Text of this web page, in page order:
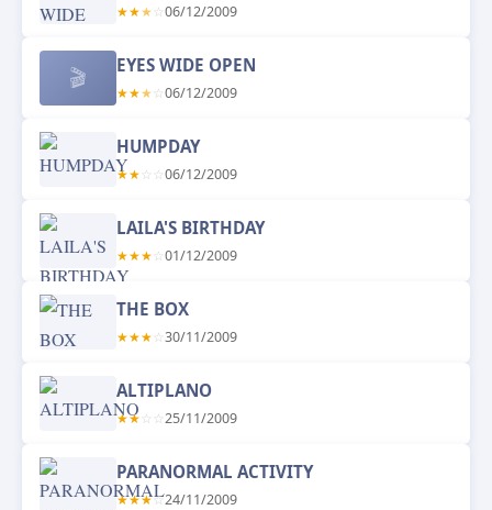
★★★ ☆06/12/2009
🎬 EYES WIDE OPEN
★★★ ☆06/12/2009
HUMPDAY
★★ ☆ ☆06/12/2009
LAILA'S BIRTHDAY
★★★ ☆01/12/2009
THE BOX
★★★ ☆30/11/2009
ALTIPLANO
★★ ☆ ☆25/11/2009
PARANORMAL ACTIVITY
★★★☆24/11/2009